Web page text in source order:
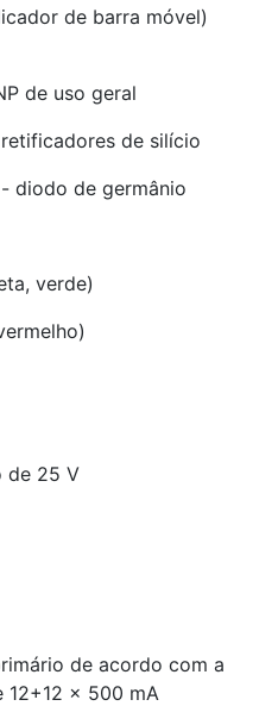
de barra móvel)
de uso geral
de silício
diodo de germânio
verde)
de 25 V
de acordo com a
12+12 x 500 mA